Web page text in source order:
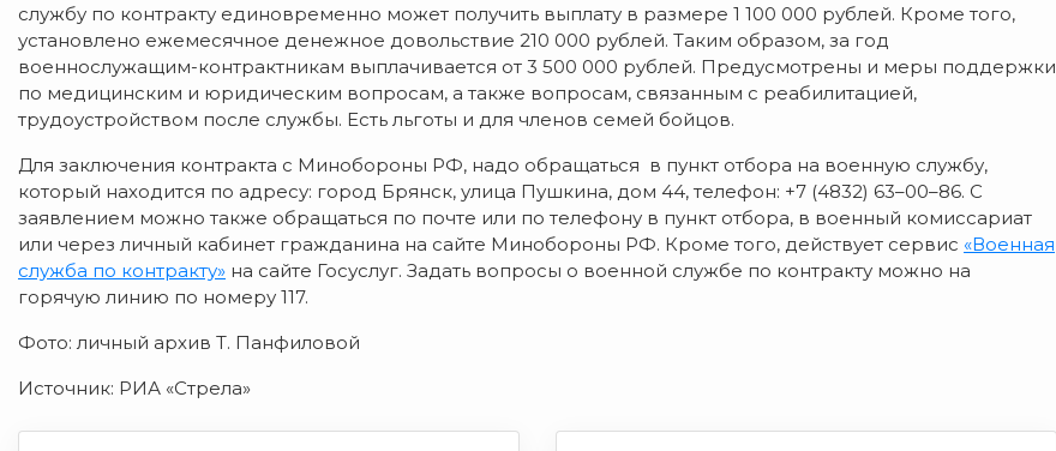
службу по контракту единовременно может получить выплату в размере 1 100 000 рублей. Кроме того,
установлено ежемесячное денежное довольствие 210 000 рублей. Таким образом, за год
военнослужащим-контрактникам выплачивается от 3 500 000 рублей. Предусмотрены и меры поддержки
по медицинским и юридическим вопросам, а также вопросам, связанным с реабилитацией,
трудоустройством после службы. Есть льготы и для членов семей бойцов.
Для заключения контракта с Минобороны РФ, надо обращаться в пункт отбора на военную службу,
который находится по адресу: город Брянск, улица Пушкина, дом 44, телефон: +7 (4832) 63–00–86. С
заявлением можно также обращаться по почте или по телефону в пункт отбора, в военный комиссариат
или через личный кабинет гражданина на сайте Минобороны РФ. Кроме того, действует сервис «Военная
служба по контракту» на сайте Госуслуг. Задать вопросы о военной службе по контракту можно на
горячую линию по номеру 117.
Фото: личный архив Т. Панфиловой
Источник: РИА «Стрела»